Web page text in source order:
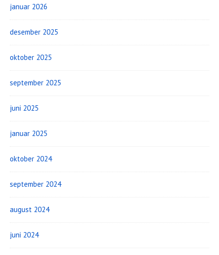
januar 2026
desember 2025
oktober 2025
september 2025
juni 2025
januar 2025
oktober 2024
september 2024
august 2024
juni 2024